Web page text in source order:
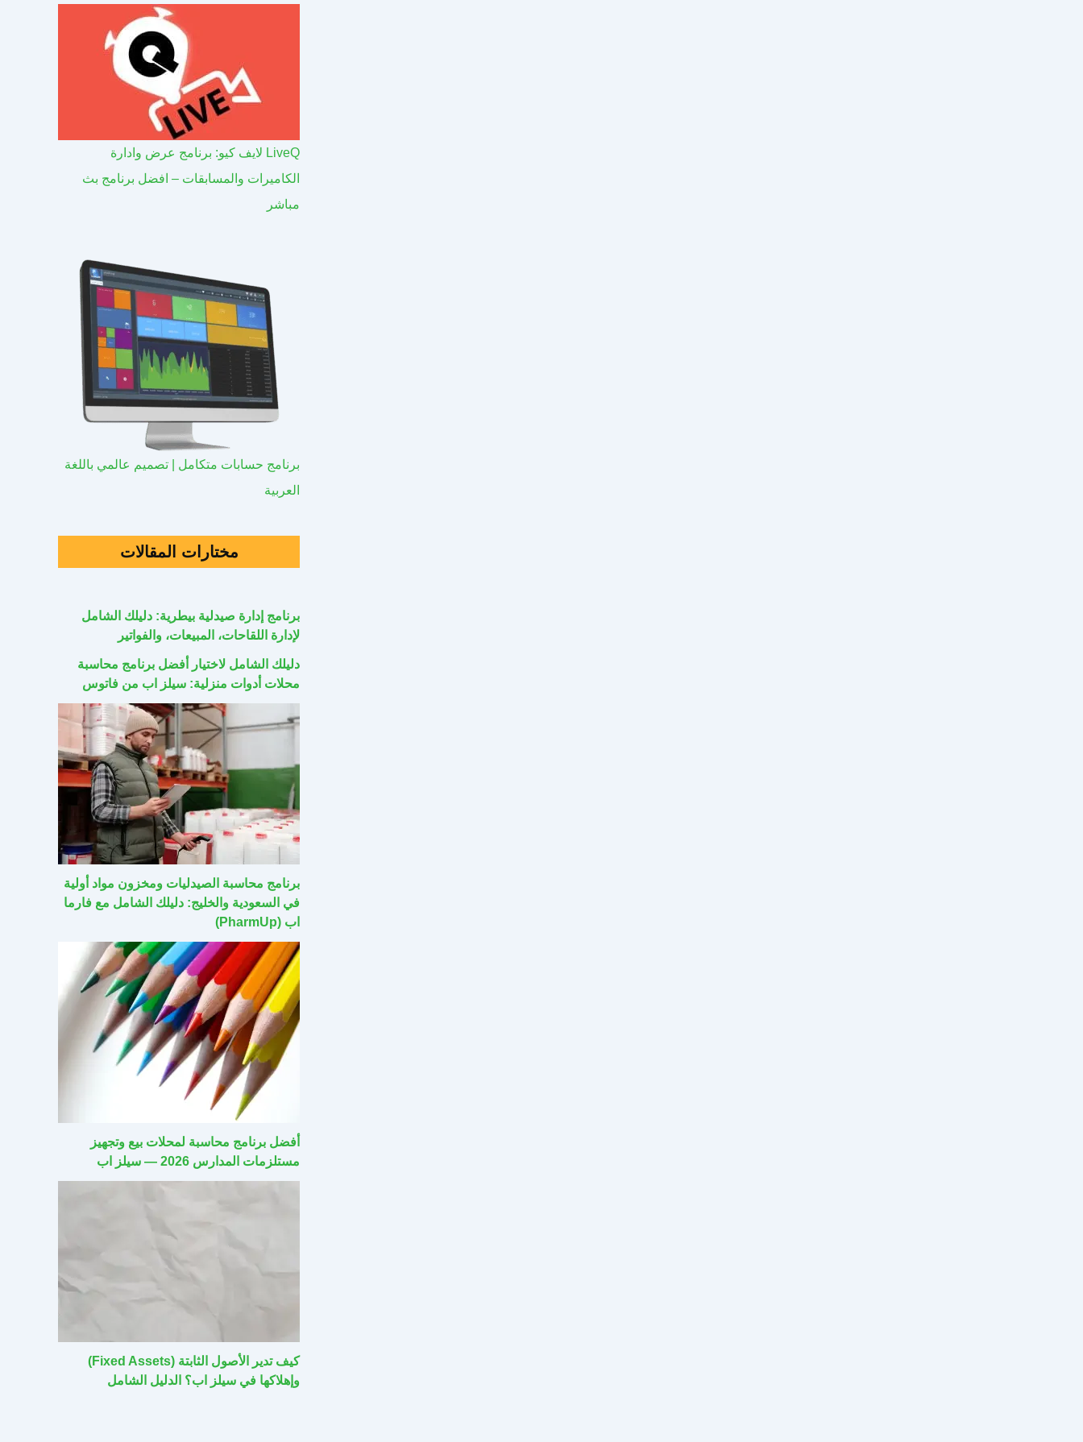
LiveQ لايف كيو: برنامج عرض وادارة
الكاميرات والمسابقات – افضل برنامج بث
مباشر
برنامج حسابات متكامل | تصميم عالمي باللغة
العربية
مختارات المقالات
برنامج إدارة صيدلية بيطرية: دليلك الشامل
لإدارة اللقاحات، المبيعات، والفواتير
دليلك الشامل لاختيار أفضل برنامج محاسبة
محلات أدوات منزلية: سيلز اب من فاتوس
برنامج محاسبة الصيدليات ومخزون مواد أولية
في السعودية والخليج: دليلك الشامل مع فارما
اب (PharmUp)
أفضل برنامج محاسبة لمحلات بيع وتجهيز
مستلزمات المدارس 2026 — سيلز اب
كيف تدير الأصول الثابتة (Fixed Assets)
وإهلاكها في سيلز اب؟ الدليل الشامل